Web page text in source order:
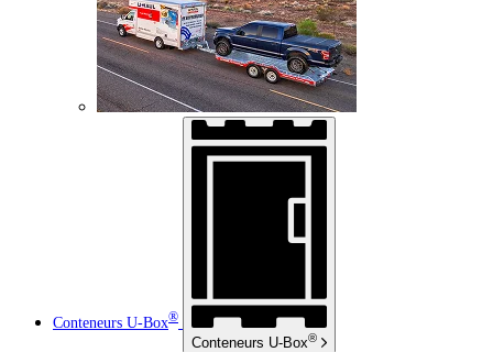
Conteneurs U-Box®
Conteneurs U-Box®